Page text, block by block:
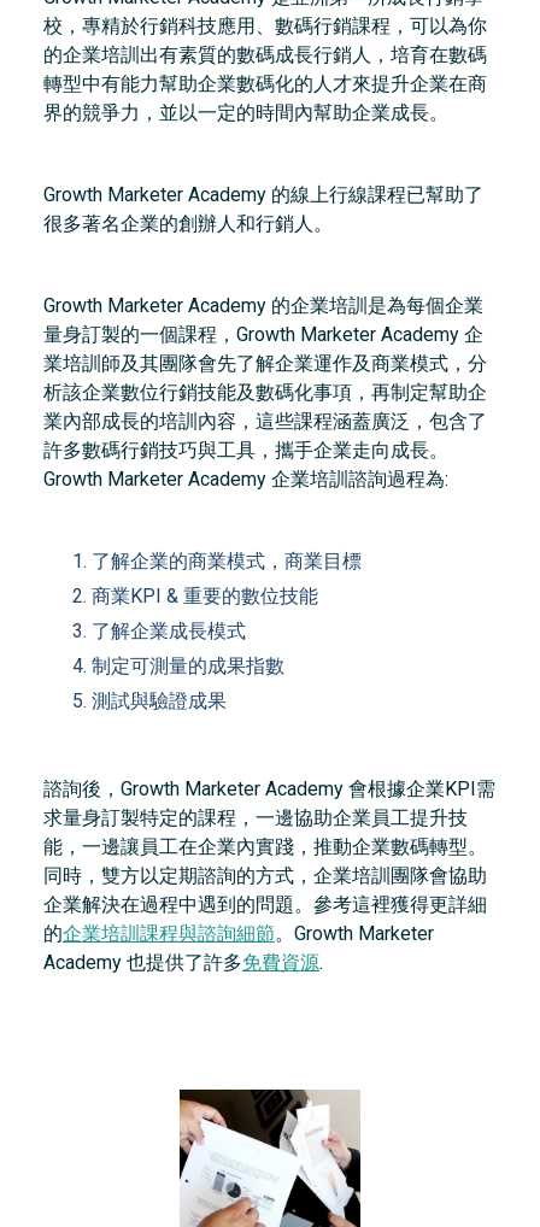
校，專精於行銷科技應用、數碼行銷課程，可以為你
的企業培訓出有素質的數碼成長行銷人，培育在數碼
轉型中有能力幫助企業數碼化的人才來提升企業在商
界的競爭力，並以一定的時間內幫助企業成長。
Growth Marketer Academy 的線上行線課程已幫助了
很多著名企業的創辦人和行銷人。
Growth Marketer Academy 的企業培訓是為每個企業
量身訂製的一個課程，Growth Marketer Academy 企
業培訓師及其團隊會先了解企業運作及商業模式，分
析該企業數位行銷技能及數碼化事項，再制定幫助企
業內部成長的培訓內容，這些課程涵蓋廣泛，包含了
許多數碼行銷技巧與工具，攜手企業走向成長。
Growth Marketer Academy 企業培訓諮詢過程為:
了解企業的商業模式，商業目標
商業KPI & 重要的數位技能
了解企業成長模式
制定可測量的成果指數
測試與驗證成果
諮詢後，Growth Marketer Academy 會根據企業KPI需
求量身訂製特定的課程，一邊協助企業員工提升技
能，一邊讓員工在企業內實踐，推動企業數碼轉型。
同時，雙方以定期諮詢的方式，企業培訓團隊會協助
企業解決在過程中遇到的問題。參考這裡獲得更詳細
的企業培訓課程與諮詢細節。Growth Marketer
Academy 也提供了許多免費資源.